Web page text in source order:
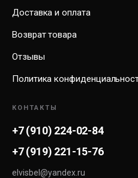
Доставка и оплата
Возврат товара
Отзывы
Политика
КОНТАКТЫ
+7 (910) 224-02-84
+7 (919) 221-15-76
elvisbel@yandex.ru